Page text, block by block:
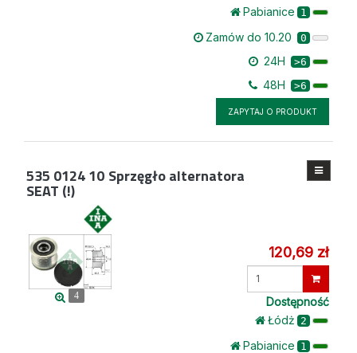
Pabianice 1
Zamów do 10.20 0
24H >6
48H >6
ZAPYTAJ O PRODUKT
535 0124 10 Sprzęgło alternatora
SEAT (!)
4
120,69 zł
Wprowadź
Dostępność
Łódż 2
Pabianice 1